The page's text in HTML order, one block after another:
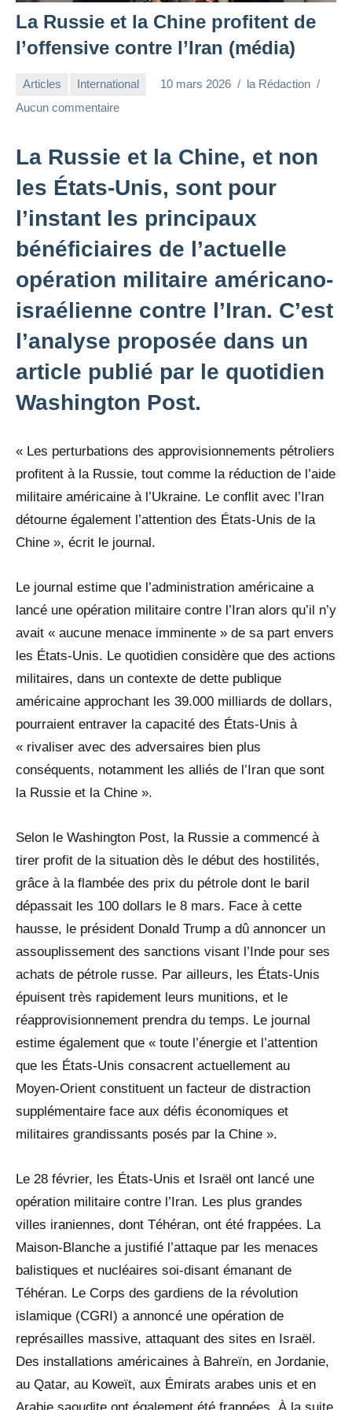
La Russie et la Chine profitent de
l’offensive contre l’Iran (média)
Articles International 10 mars 2026
la Rédaction
Aucun commentaire
La Russie et la Chine, et non
les États-Unis, sont pour
l’instant les principaux
bénéficiaires de l’actuelle
opération militaire américano-
israélienne contre l’Iran. C’est
l’analyse proposée dans un
article publié par le quotidien
Washington Post.
« Les perturbations des approvisionnements pétroliers
profitent à la Russie, tout comme la réduction de l’aide
militaire américaine à l’Ukraine. Le conflit avec l’Iran
détourne également l’attention des États-Unis de la
Chine », écrit le journal.
Le journal estime que l’administration américaine a
lancé une opération militaire contre l’Iran alors qu’il n’y
avait « aucune menace imminente » de sa part envers
les États-Unis. Le quotidien considère que des actions
militaires, dans un contexte de dette publique
américaine approchant les 39.000 milliards de dollars,
pourraient entraver la capacité des États-Unis à
« rivaliser avec des adversaires bien plus
conséquents, notamment les alliés de l’Iran que sont
la Russie et la Chine ».
Selon le Washington Post, la Russie a commencé à
tirer profit de la situation dès le début des hostilités,
grâce à la flambée des prix du pétrole dont le baril
dépassait les 100 dollars le 8 mars. Face à cette
hausse, le président Donald Trump a dû annoncer un
assouplissement des sanctions visant l’Inde pour ses
achats de pétrole russe. Par ailleurs, les États-Unis
épuisent très rapidement leurs munitions, et le
réapprovisionnement prendra du temps. Le journal
estime également que « toute l’énergie et l’attention
que les États-Unis consacrent actuellement au
Moyen-Orient constituent un facteur de distraction
supplémentaire face aux défis économiques et
militaires grandissants posés par la Chine ».
Le 28 février, les États-Unis et Israël ont lancé une
opération militaire contre l’Iran. Les plus grandes
villes iraniennes, dont Téhéran, ont été frappées. La
Maison-Blanche a justifié l’attaque par les menaces
balistiques et nucléaires soi-disant émanant de
Téhéran. Le Corps des gardiens de la révolution
islamique (CGRI) a annoncé une opération de
représailles massive, attaquant des sites en Israël.
Des installations américaines à Bahreïn, en Jordanie,
au Qatar, au Koweït, aux Émirats arabes unis et en